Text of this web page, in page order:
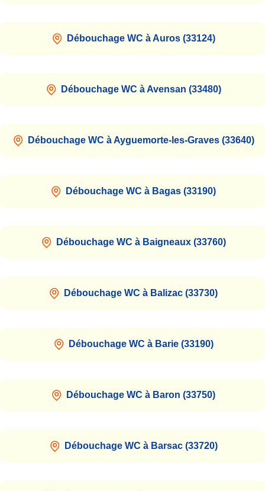
Débouchage WC à Auros (33124)
Débouchage WC à Avensan (33480)
Débouchage WC à Ayguemorte-les-Graves (33640)
Débouchage WC à Bagas (33190)
Débouchage WC à Baigneaux (33760)
Débouchage WC à Balizac (33730)
Débouchage WC à Barie (33190)
Débouchage WC à Baron (33750)
Débouchage WC à Barsac (33720)